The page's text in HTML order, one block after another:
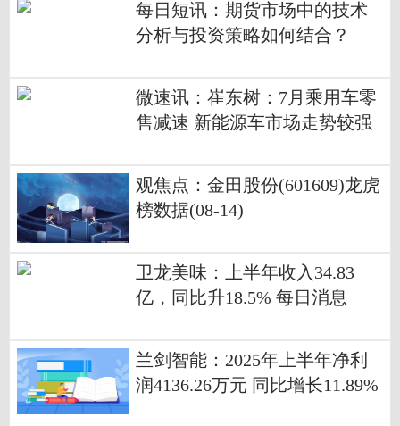
每日短讯：期货市场中的技术
分析与投资策略如何结合？
微速讯：崔东树：7月乘用车零
售减速 新能源车市场走势较强
观焦点：金田股份(601609)龙虎
榜数据(08-14)
卫龙美味：上半年收入34.83
亿，同比升18.5% 每日消息
兰剑智能：2025年上半年净利
润4136.26万元 同比增长11.89%